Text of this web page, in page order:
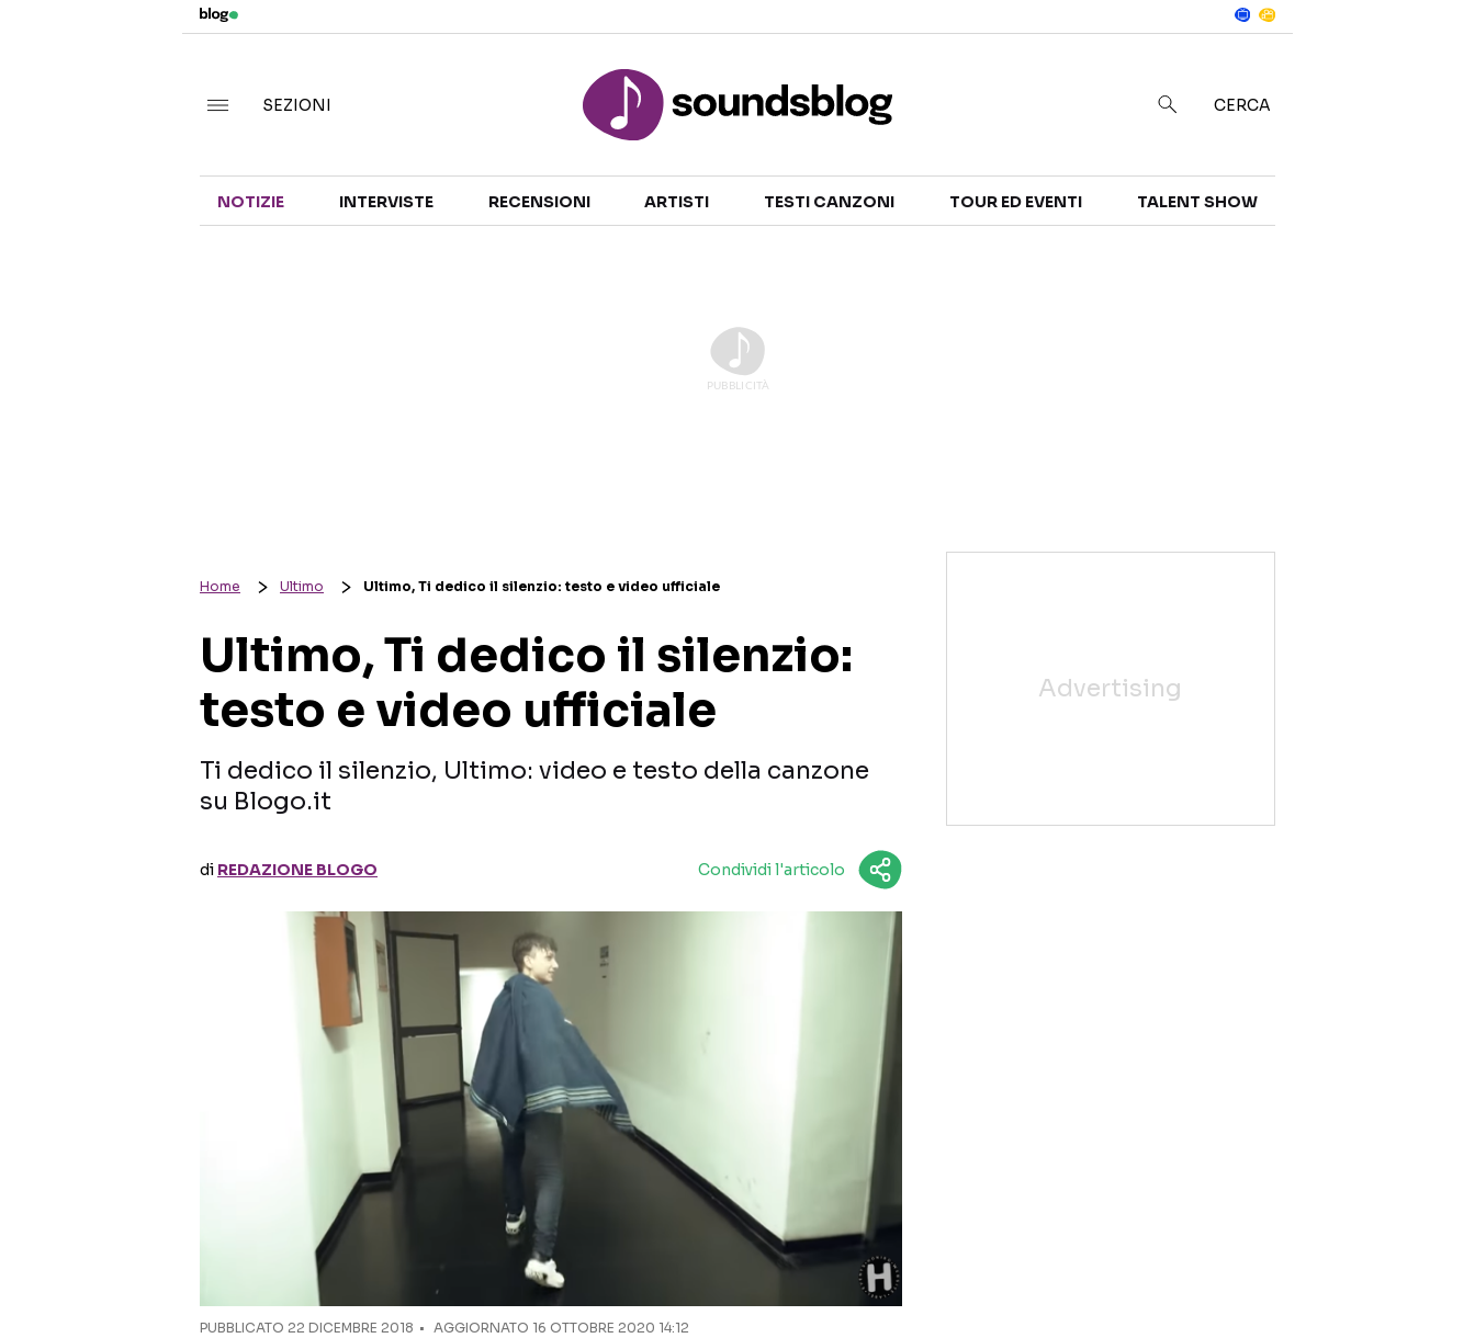
TALENT SHOW
SEZIONI CERCA
NOTIZIE INTERVISTE RECENSIONI ARTISTI TESTI CANZONI TOUR ED EVENTI TALENT SHOW
Home Ultimo Ultimo, Ti dedico il silenzio: testo e video ufficiale
Ultimo, Ti dedico il silenzio:
testo e video ufficiale
Ti dedico il silenzio, Ultimo: video e testo della canzone
su Blogo.it
di REDAZIONE BLOGO Condividi l'articolo
PUBBLICATO 22 DICEMBRE 2018 AGGIORNATO 16 OTTOBRE 2020 14:12